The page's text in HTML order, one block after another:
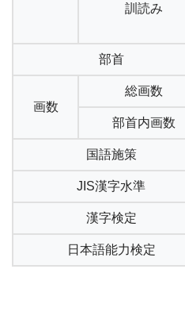
訓読み
部首
画数
総画数
部首内画数
国語施策
JIS漢字水準
漢字検定
日本語能力検定